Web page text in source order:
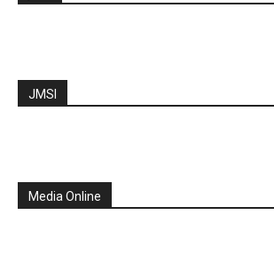
JMSI
Media Online